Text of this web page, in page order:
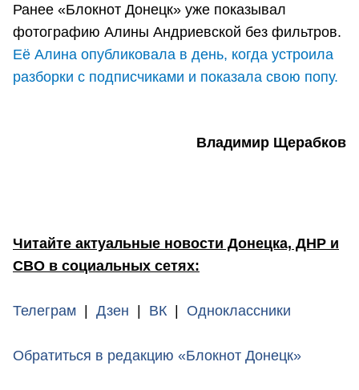
Ранее «Блокнот Донецк» уже показывал
фотографию Алины Андриевской без фильтров.
Её Алина опубликовала в день, когда устроила
разборки с подписчиками и показала свою попу.
Владимир Щерабков
Читайте актуальные новости Донецка, ДНР и
СВО в социальных сетях:
Телеграм | Дзен | ВК | Одноклассники
Обратиться в редакцию «Блокнот Донецк»